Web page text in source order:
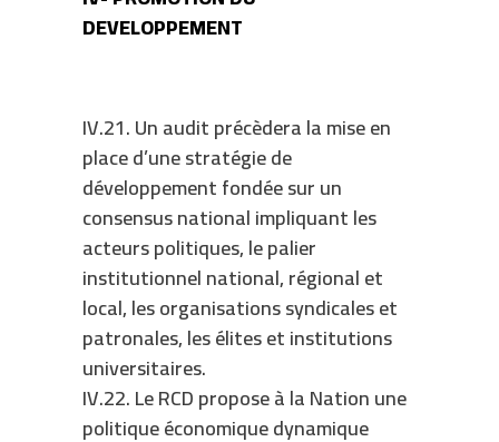
DEVELOPPEMENT
IV.21. Un audit précèdera la mise en
place d’une stratégie de
développement fondée sur un
consensus national impliquant les
acteurs politiques, le palier
institutionnel national, régional et
local, les organisations syndicales et
patronales, les élites et institutions
universitaires.
IV.22. Le RCD propose à la Nation une
politique économique dynamique